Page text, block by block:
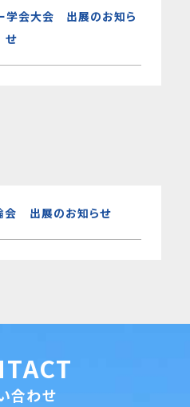
学会大会 出展のお知ら
せ
会 出展のお知らせ
合わせ